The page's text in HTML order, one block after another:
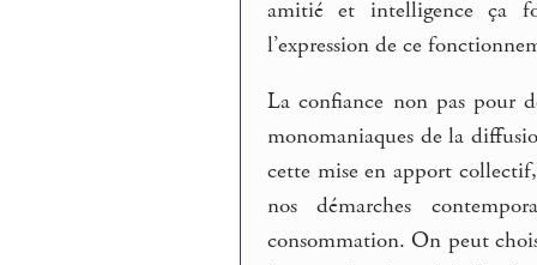
amitié et intelligence ça
l’expression de ce
La confiance non pas pour
monomaniaques de la
cette mise en apport
nos démarches
consommation. On peut